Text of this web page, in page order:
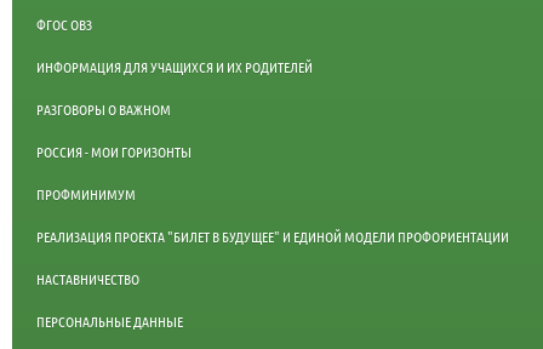
ФГОС ОВЗ
ИНФОРМАЦИЯ ДЛЯ УЧАЩИХСЯ И ИХ РОДИТЕЛЕЙ
РАЗГОВОРЫ О ВАЖНОМ
РОССИЯ - МОИ ГОРИЗОНТЫ
ПРОФМИНИМУМ
РЕАЛИЗАЦИЯ ПРОЕКТА "БИЛЕТ В БУДУЩЕЕ" И ЕДИНОЙ МОДЕЛИ ПРОФОРИЕНТАЦИИ
НАСТАВНИЧЕСТВО
ПЕРСОНАЛЬНЫЕ ДАННЫЕ